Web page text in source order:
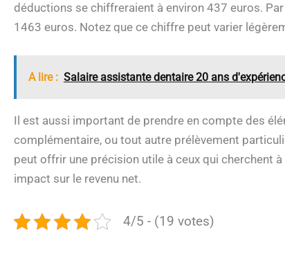
déductions se chiffreraient à environ 437 euros.
1463 euros. Notez que ce chiffre peut varier
A lire : Salaire assistante dentaire 20 ans
Il est aussi important de prendre en compte des
complémentaire, ou tout autre prélèvement
peut offrir une précision utile à ceux qui cherchent
impact sur le revenu net.
4/5 - (19 votes)